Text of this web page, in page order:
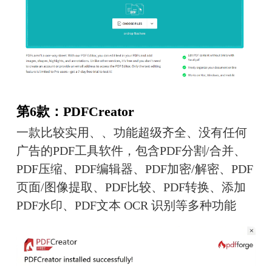
第6款：PDFCreator
一款比较实用、、功能超级齐全、没有任何
广告的PDF工具软件，包含PDF分割/合并、
PDF压缩、PDF编辑器、PDF加密/解密、PDF
页面/图像提取、PDF比较、PDF转换、添加
PDF水印、PDF文本 OCR 识别等多种功能